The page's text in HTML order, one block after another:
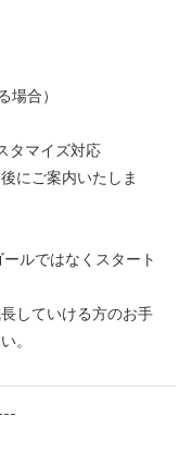
合）
タマイズ対応
にご案内いたしま
ルではなくスタート
していける方のお手
。